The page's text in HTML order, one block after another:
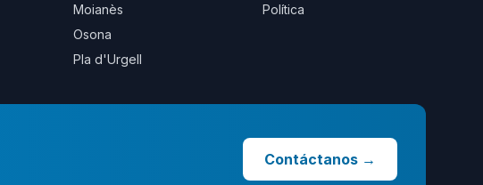
Moianès
Osona
Pla d'Urgell
Política
Contáctanos →